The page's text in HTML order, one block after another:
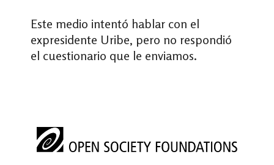
Este medio intentó hablar con el
expresidente Uribe, pero no respondió
el cuestionario que le enviamos.